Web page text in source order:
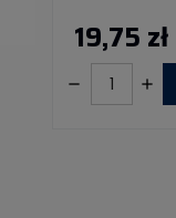
19,75 zł